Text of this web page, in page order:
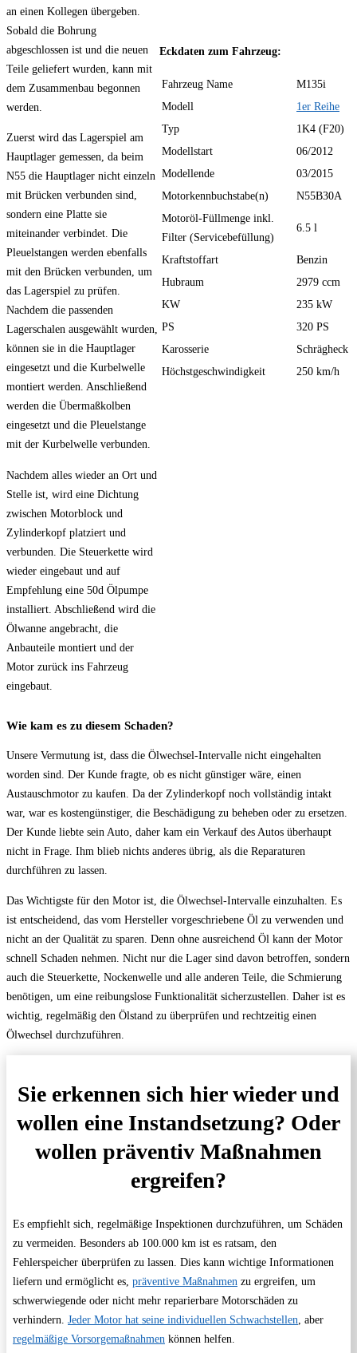
an einen Kollegen übergeben.
Sobald die Bohrung
abgeschlossen ist und die neuen
Teile geliefert wurden, kann mit
dem Zusammenbau begonnen
werden.
Zuerst wird das Lagerspiel am
Hauptlager gemessen, da beim
N55 die Hauptlager nicht einzeln
mit Brücken verbunden sind,
sondern eine Platte sie
miteinander verbindet. Die
Pleuelstangen werden ebenfalls
mit den Brücken verbunden, um
das Lagerspiel zu prüfen.
Nachdem die passenden
Lagerschalen ausgewählt wurden,
können sie in die Hauptlager
eingesetzt und die Kurbelwelle
montiert werden. Anschließend
werden die Übermaßkolben
eingesetzt und die Pleuelstange
mit der Kurbelwelle verbunden.
Nachdem alles wieder an Ort und
Stelle ist, wird eine Dichtung
zwischen Motorblock und
Zylinderkopf platziert und
verbunden. Die Steuerkette wird
wieder eingebaut und auf
Empfehlung eine 50d Ölpumpe
installiert. Abschließend wird die
Ölwanne angebracht, die
Anbauteile montiert und der
Motor zurück ins Fahrzeug
eingebaut.
Eckdaten zum Fahrzeug:
Fahrzeug Name
M135i
Modell
1er Reihe
Typ
1K4 (F20)
Modellstart
06/2012
Modellende
03/2015
Motorkennbuchstabe(n)
N55B30A
Motoröl-Füllmenge inkl.
Filter (Servicebefüllung)
6.5 l
Kraftstoffart
Benzin
Hubraum
2979 ccm
KW
235 kW
PS
320 PS
Karosserie
Schrägheck
Höchstgeschwindigkeit
250 km/h
Wie kam es zu diesem Schaden?
Unsere Vermutung ist, dass die Ölwechsel-Intervalle nicht eingehalten
worden sind. Der Kunde fragte, ob es nicht günstiger wäre, einen
Austauschmotor zu kaufen. Da der Zylinderkopf noch vollständig intakt
war, war es kostengünstiger, die Beschädigung zu beheben oder zu ersetzen.
Der Kunde liebte sein Auto, daher kam ein Verkauf des Autos überhaupt
nicht in Frage. Ihm blieb nichts anderes übrig, als die Reparaturen
durchführen zu lassen.
Das Wichtigste für den Motor ist, die Ölwechsel-Intervalle einzuhalten. Es
ist entscheidend, das vom Hersteller vorgeschriebene Öl zu verwenden und
nicht an der Qualität zu sparen. Denn ohne ausreichend Öl kann der Motor
schnell Schaden nehmen. Nicht nur die Lager sind davon betroffen, sondern
auch die Steuerkette, Nockenwelle und alle anderen Teile, die Schmierung
benötigen, um eine reibungslose Funktionalität sicherzustellen. Daher ist es
wichtig, regelmäßig den Ölstand zu überprüfen und rechtzeitig einen
Ölwechsel durchzuführen.
Sie erkennen sich hier wieder und
wollen eine Instandsetzung? Oder
wollen präventiv Maßnahmen
ergreifen?
Es empfiehlt sich, regelmäßige Inspektionen durchzuführen, um Schäden
zu vermeiden. Besonders ab 100.000 km ist es ratsam, den
Fehlerspeicher überprüfen zu lassen. Dies kann wichtige Informationen
liefern und ermöglicht es, präventive Maßnahmen zu ergreifen, um
schwerwiegende oder nicht mehr reparierbare Motorschäden zu
verhindern. Jeder Motor hat seine individuellen Schwachstellen , aber
regelmäßige Vorsorgemaßnahmen können helfen.